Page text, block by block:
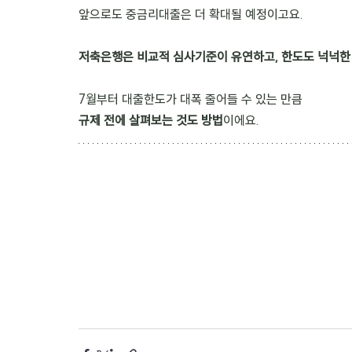
앞으로도 중금리대출은 더 확대될 예정이고요.
저축은행은 비교적 심사기준이 유연하고, 한도도 넉넉
7월부터 대출한도가 대폭 줄어들 수 있는 만큼
규제 전에 살펴보는 것도 방법이에요.